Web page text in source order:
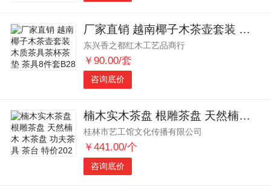
厂家直销 越南椰子木茶壶套装 木质茶具茶杯茶垫 茶具8件套B28
东兴香之都红木工艺品商行
￥90.00/套
咨询底价
楠木实木茶盘 根雕茶盘 天然楠木 木茶盘 功夫茶具 茶台 特价202
桂林市艺工馆文化传播有限公司
￥441.00/个
咨询底价